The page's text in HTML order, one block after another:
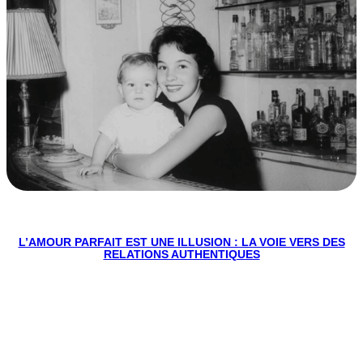
L’AMOUR PARFAIT EST UNE ILLUSION : LA VOIE VERS DES
RELATIONS AUTHENTIQUES